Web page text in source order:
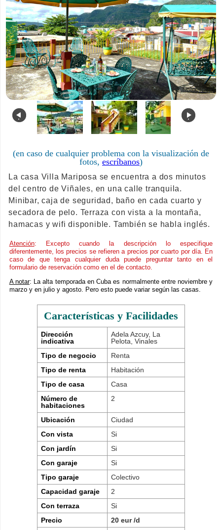
. .
(en caso de cualquier problema con la visualización de
fotos, escríbanos)
La casa Villa Mariposa se encuentra a dos minutos
del centro de Viñales, en una calle tranquila.
Minibar, caja de seguridad, baño en cada cuarto y
secadora de pelo. Terraza con vista a la montaña,
hamacas y wifi disponible. También se habla inglés.
Atención: Excepto cuando la descripción lo especifique
diferentemente, los precios se refieren a precios por cuarto por día. En
caso de que tenga cualquier duda puede preguntar tanto en el
formulario de reservación como en el de contacto.
A notar: La alta temporada en Cuba es normalmente entre noviembre y
marzo y en julio y agosto. Pero esto puede variar según las casas.
Características y Facilidades
Dirección
indicativa
Adela Azcuy, La
Pelota, Vinales
Tipo de negocio
Renta
Tipo de renta
Habitación
Tipo de casa
Casa
Número de
habitaciones
2
Ubicación
Ciudad
Con vista
Si
Con jardín
Si
Con garaje
Si
Tipo garaje
Colectivo
Capacidad garaje
2
Con terraza
Si
Precio
20 eur /d